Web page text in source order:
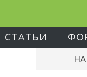
СТАТЬИ